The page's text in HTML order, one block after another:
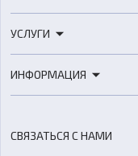
3D-сканеры
Расходные материалы
Оборудование и
Аксессуары и прочее
УСЛУГИ
3D-моделирование
ИНФОРМАЦИЯ
СВЯЗАТЬСЯ С НАМИ